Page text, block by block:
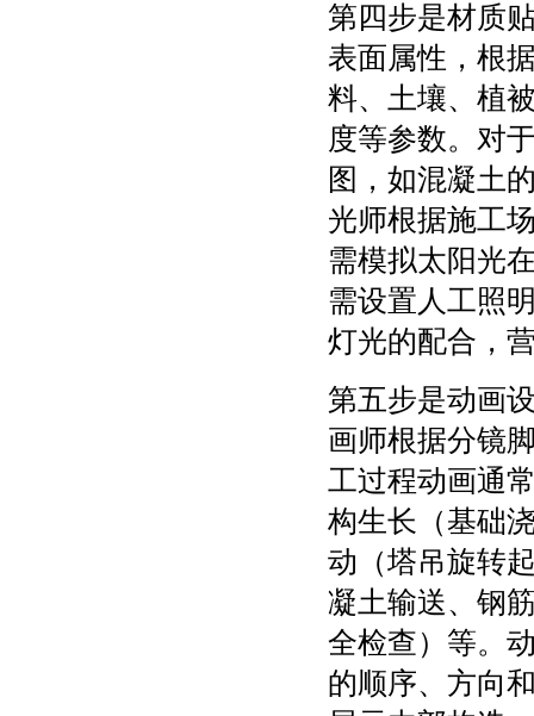
第四步是材质
表面属性，根
料、土壤、植
度等参数。对
图，如混凝土
光师根据施工
需模拟太阳光
需设置人工照
灯光的配合，
第五步是动画
画师根据分镜
工过程动画通
构生长（基础
动（塔吊旋转
凝土输送、钢
全检查）等。
的顺序、方向